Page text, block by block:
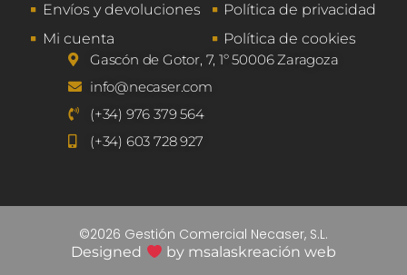
Gascón de Gotor, 7, 1º 50006 Zaragoza
info@necaser.com
(+34) 976 379 564
(+34) 603 728 927
Política de privacidad
Política de cookies
Envíos y devoluciones
Mi cuenta
©2026 Gestión Comercial Necaser, S.L.
Designed by msalaskreación web